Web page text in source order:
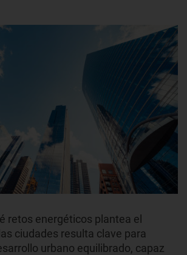
retos energéticos plantea el
ciudades resulta clave para
urbano equilibrado, capaz